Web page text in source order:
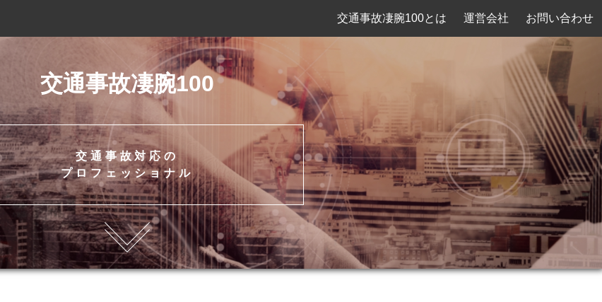
交通事故凄腕100とは 運営会社 お問い合わせ
交通事故凄腕100
交通事故対応の
プロフェッショナル